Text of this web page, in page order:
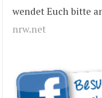
wendet Euch bitte
nrw.net